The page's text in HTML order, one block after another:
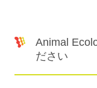
Animal
ださい